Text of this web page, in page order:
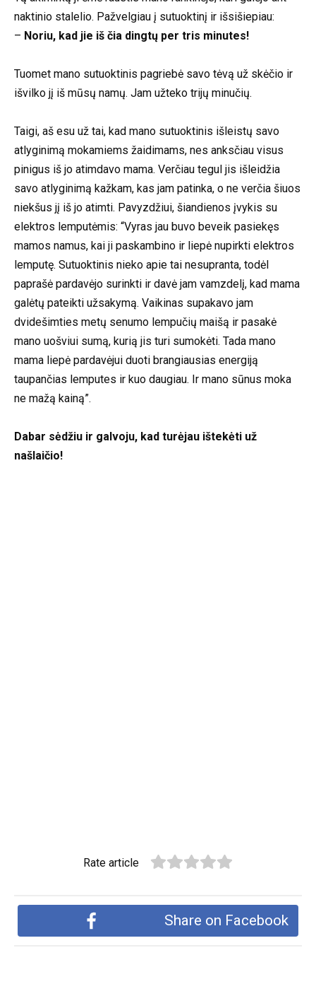
naktinio stalelio. Pažvelgiau į sutuoktinį ir išsišiepiau:
– Noriu, kad jie iš čia dingtų per tris minutes!
Tuomet mano sutuoktinis pagriebė savo tėvą už skėčio ir
išvilko jį iš mūsų namų. Jam užteko trijų minučių.
Taigi, aš esu už tai, kad mano sutuoktinis išleistų savo
atlyginimą mokamiems žaidimams, nes anksčiau visus
pinigus iš jo atimdavo mama. Verčiau tegul jis išleidžia
savo atlyginimą kažkam, kas jam patinka, o ne verčia šiuos
niekšus jį iš jo atimti. Pavyzdžiui, šiandienos įvykis su
elektros lemputėmis: “Vyras jau buvo beveik pasiekęs
mamos namus, kai ji paskambino ir liepė nupirkti elektros
lemputę. Sutuoktinis nieko apie tai nesupranta, todėl
paprašė pardavėjo surinkti ir davė jam vamzdelį, kad mama
galėtų pateikti užsakymą. Vaikinas supakavo jam
dvidešimties metų senumo lempučių maišą ir pasakė
mano uošviui sumą, kurią jis turi sumokėti. Tada mano
mama liepė pardavėjui duoti brangiausias energiją
taupančias lemputes ir kuo daugiau. Ir mano sūnus moka
ne mažą kainą”.
Dabar sėdžiu ir galvoju, kad turėjau ištekėti už
našlaičio!
Rate article
Share on Facebook